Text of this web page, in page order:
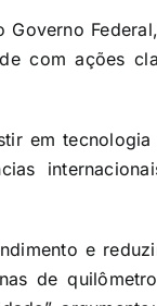
com ações
em
e
de